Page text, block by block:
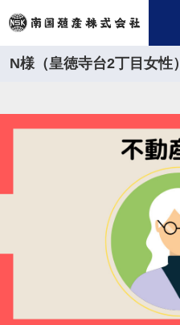
N様（皇徳寺台2丁目女性）